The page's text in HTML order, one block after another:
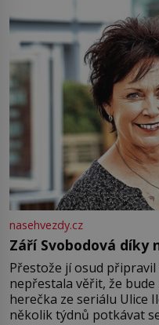
nasehvezdy.cz
Září Svobodová díky
Přestože jí osud
nepřestala věřit, že bude znovu
herečka ze seriálu Ulice
několik týdnů potkávat